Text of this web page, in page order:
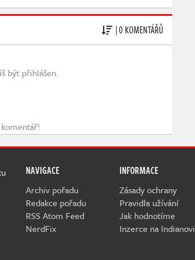
| 0 KOMENTÁŘŮ
být přihlášen.
NAVIGACE
Archiv pořadu
Redakce pořadu
RSS Atom Feed
NerdFix
INFORMACE
Zásady ochrany
Pravidla užívání
Jak hodnotíme
Inzerce na Indianovi